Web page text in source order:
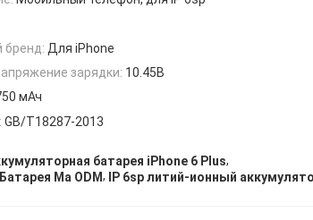
бренд: Для iPhone
зарядки: 10.45В
мАч
GB/T18287-2013
батарея iPhone 6 Plus,
Ма ODM, IP 6sp литий-ионный